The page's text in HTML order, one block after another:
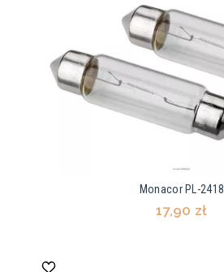
Monacor PL-2418
17,90 zł